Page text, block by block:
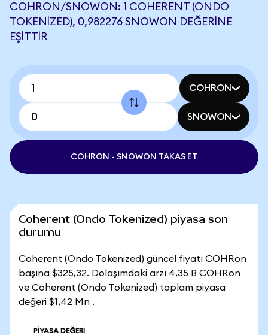
COHRON/SNOWON: 1 COHERENT (ONDO
TOKENIZED), 0,982276 SNOWON DEĞERINE
EŞITTIR
COHRON
SNOWON
COHRON - SNOWON TAKAS ET
Coherent (Ondo Tokenized) piyasa son
durumu
Coherent (Ondo Tokenized) güncel fiyatı COHRon
başına $325,32. Dolaşımdaki arzı 4,35 B COHRon
ve Coherent (Ondo Tokenized) toplam piyasa
değeri $1,42 Mn .
PIYASA DEĞERI